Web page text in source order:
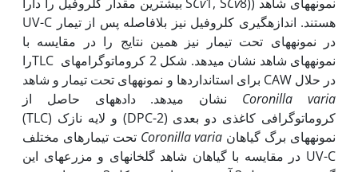
هستند. اندازه­گیری کلروفیل نیز بلافاصله پس از تیمار UV-C
در نمونه­های تحت تیمار نیز همین نتایج را در مقایسه با
نمونه‏های شاهد نشان می­دهد. شکل 2 کروماتوگرام­های TLCرا
در حلال CAW برای استانداردها و نمونه­های تحت تیمار و شاهد
Coronilla varia نشان می­دهد. داده­های حاصل از
کروماتوگرافی کاغذی دو بعدی (2-DPC) و لایه نازک (TLC)
نمونه­های برگ گیاهان Coronilla varia تحت تیمارهای مختلف
UV-C در مقایسه با گیاهان شاهد گلخانه­ای و مزرعه­ای این